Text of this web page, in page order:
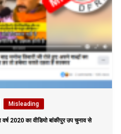
Misleading
2020 का वीडियो बांकीपुर उप चुनाव से